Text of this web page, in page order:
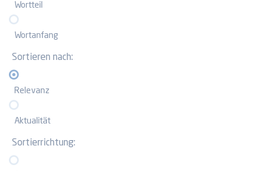
Wortteil
Wortanfang
Sortieren nach:
Relevanz
Aktualität
Sortierrichtung: